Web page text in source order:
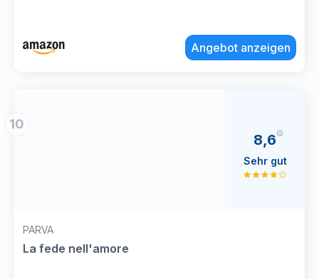
Angebot anzeigen
10
PARVA
La fede nell'amore
8,6
Sehr gut